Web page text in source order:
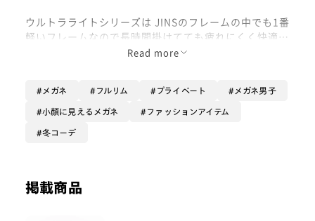
ウルトラライトシリーズは JINSのフレームの中でも1番
軽いフレームなので長時間掛けてても疲れにくく快適に
メガネをお使いいただけます！！
オプションレンズはゲームをするときやテレワークなど
画面を見るときにあると便利な【JINS SCREEN】がお
すすめです！25%cut/40%cut/60%cutの3種類展開で
Read more
メガネ フルリム プライベート メガネ男子
小顔に見えるメガネ ファッションアイテム
冬コーデ
掲載商品